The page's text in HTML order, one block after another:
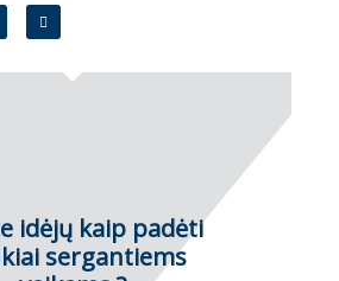
idėjų kaip padėti
sergantiems